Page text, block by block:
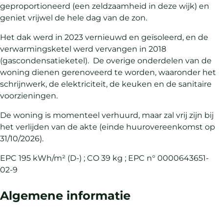
geproportioneerd (een zeldzaamheid in deze wijk) en
geniet vrijwel de hele dag van de zon.
Het dak werd in 2023 vernieuwd en geïsoleerd, en de
verwarmingsketel werd vervangen in 2018
(gascondensatieketel). De overige onderdelen van de
woning dienen gerenoveerd te worden, waaronder het
schrijnwerk, de elektriciteit, de keuken en de sanitaire
voorzieningen.
De woning is momenteel verhuurd, maar zal vrij zijn bij
het verlijden van de akte (einde huurovereenkomst op
31/10/2026).
EPC 195 kWh/m² (D-) ; CO 39 kg ; EPC n° 0000643651-
02-9
Algemene informatie